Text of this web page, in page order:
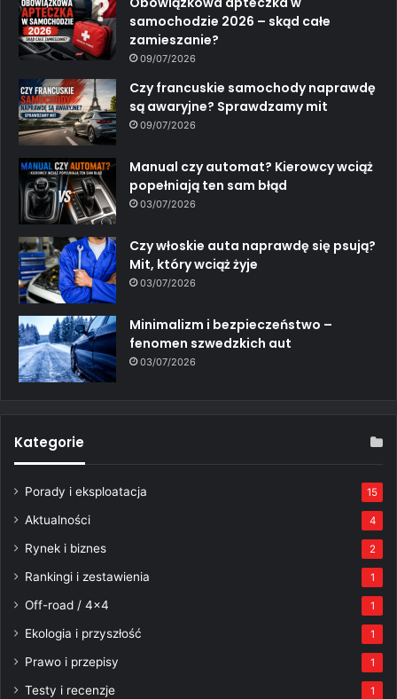
samochodzie 2026 – skąd całe
zamieszanie?
09/07/2026
Czy francuskie samochody naprawdę
są awaryjne? Sprawdzamy mit
09/07/2026
Manual czy automat? Kierowcy wciąż
popełniają ten sam błąd
03/07/2026
Czy włoskie auta naprawdę się psują?
Mit, który wciąż żyje
03/07/2026
Minimalizm i bezpieczeństwo –
fenomen szwedzkich aut
03/07/2026
Kategorie
Porady i eksploatacja 15
Aktualności 4
Rynek i biznes 2
Rankingi i zestawienia 1
Off-road / 4×4 1
Ekologia i przyszłość 1
Prawo i przepisy 1
Testy i recenzje 1